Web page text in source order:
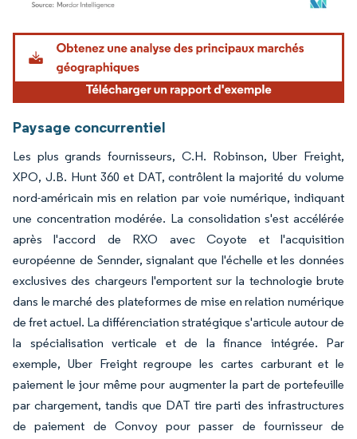
Image © Mordor Intelligence. La réutilisation nécessite une attribution sous CC BY
Paysage concurrentiel
Les plus grands fournisseurs, C.H. Robinson, Uber Freight,
XPO, J.B. Hunt 360 et DAT, contrôlent la majorité du volume
nord-américain mis en relation par voie numérique, indiquant
une concentration modérée. La consolidation s'est accélérée
après l'accord de RXO avec Coyote et l'acquisition
européenne de Sennder, signalant que l'échelle et les données
exclusives des chargeurs l'emportent sur la technologie brute
dans le marché des plateformes de mise en relation numérique
de fret actuel. La différenciation stratégique s'articule autour de
la spécialisation verticale et de la finance intégrée. Par
exemple, Uber Freight regroupe les cartes carburant et le
paiement le jour même pour augmenter la part de portefeuille
par chargement, tandis que DAT tire parti des infrastructures
de paiement de Convoy pour passer de fournisseur de